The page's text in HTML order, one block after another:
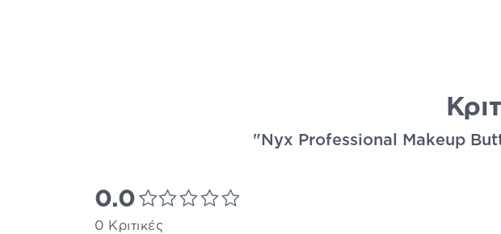
"Nyx Professional Makeup
0.0
0 Κριτικές